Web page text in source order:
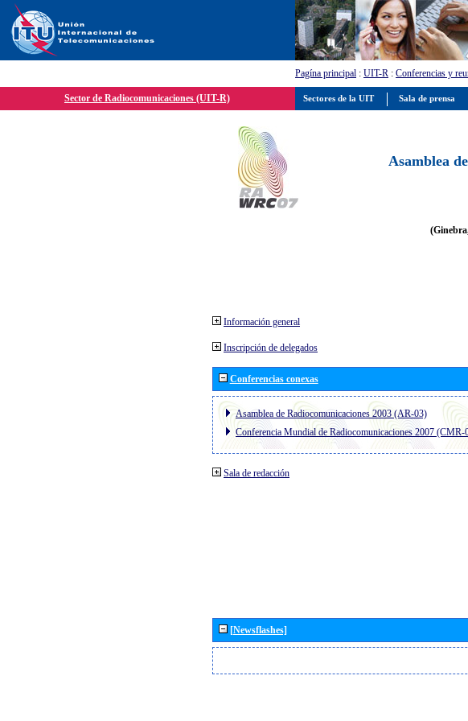
Pagína principal : UIT-R : Conferencias y
Sector de Radiocomunicaciones (UIT-R)
Asamblea
Información general
Inscripción de delegados
Conferencias conexas
Asamblea de Radiocomunicaciones 2003 (AR-03)
Conferencia Mundial de Radiocomunicaciones 2007 (CMR-
Sala de redacción
[Newsflashes]
Sectores de la UIT Sala de prensa